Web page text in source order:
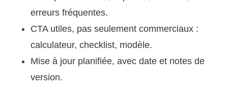
erreurs fréquentes.
CTA utiles, pas seulement commerciaux :
calculateur, checklist, modèle.
Mise à jour planifiée, avec date et notes de
version.